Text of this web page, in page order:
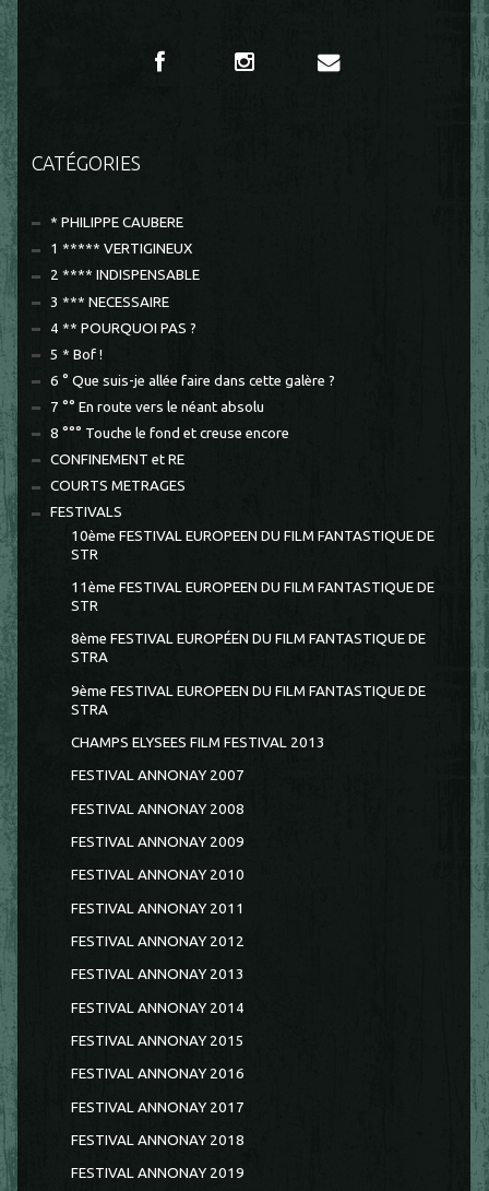
CATÉGORIES
* PHILIPPE CAUBERE
1 ***** VERTIGINEUX
2 **** INDISPENSABLE
3 *** NECESSAIRE
4 ** POURQUOI PAS ?
5 * Bof !
6 ° Que suis-je allée faire dans cette galère ?
7 °° En route vers le néant absolu
8 °°° Touche le fond et creuse encore
CONFINEMENT et RE
COURTS METRAGES
FESTIVALS
10ème FESTIVAL EUROPEEN DU FILM FANTASTIQUE DE
STR
11ème FESTIVAL EUROPEEN DU FILM FANTASTIQUE DE
STR
8ème FESTIVAL EUROPÉEN DU FILM FANTASTIQUE DE
STRA
9ème FESTIVAL EUROPEEN DU FILM FANTASTIQUE DE
STRA
CHAMPS ELYSEES FILM FESTIVAL 2013
FESTIVAL ANNONAY 2007
FESTIVAL ANNONAY 2008
FESTIVAL ANNONAY 2009
FESTIVAL ANNONAY 2010
FESTIVAL ANNONAY 2011
FESTIVAL ANNONAY 2012
FESTIVAL ANNONAY 2013
FESTIVAL ANNONAY 2014
FESTIVAL ANNONAY 2015
FESTIVAL ANNONAY 2016
FESTIVAL ANNONAY 2017
FESTIVAL ANNONAY 2018
FESTIVAL ANNONAY 2019